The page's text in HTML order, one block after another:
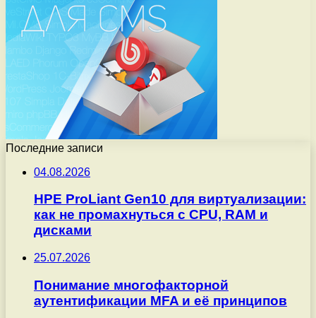
Последние записи
04.08.2026
HPE ProLiant Gen10 для виртуализации:
как не промахнуться с CPU, RAM и
дисками
25.07.2026
Понимание многофакторной
аутентификации MFA и её принципов